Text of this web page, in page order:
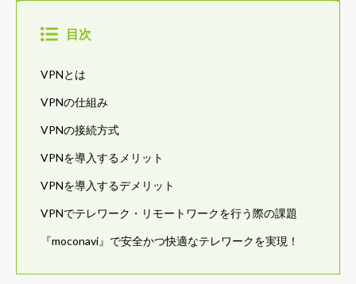
目次
VPNとは
VPNの仕組み
VPNの接続方式
VPNを導入するメリット
VPNを導入するデメリット
VPNでテレワーク・リモートワークを行う際の課題
『moconavi』で安全かつ快適なテレワークを実現！